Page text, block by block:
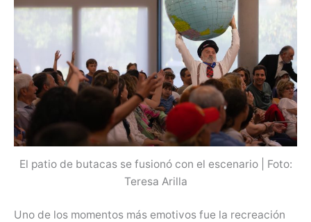
El patio de butacas se fusionó con el escenario | Foto:
Teresa Arilla
Uno de los momentos más emotivos fue la recreación